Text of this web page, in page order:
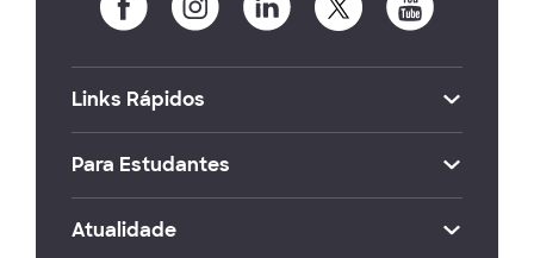
Links Rápidos
Para Estudantes
Atualidade